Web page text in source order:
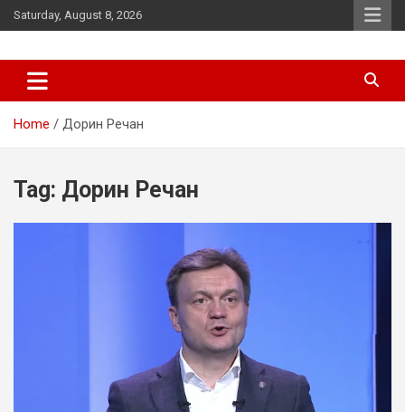
Skip
to
Saturday, August 8, 2026
d7-news.com
Home Дорин Речан
Tag: Дорин Речан